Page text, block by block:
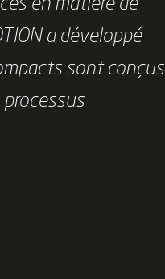
a développé
sont conçus